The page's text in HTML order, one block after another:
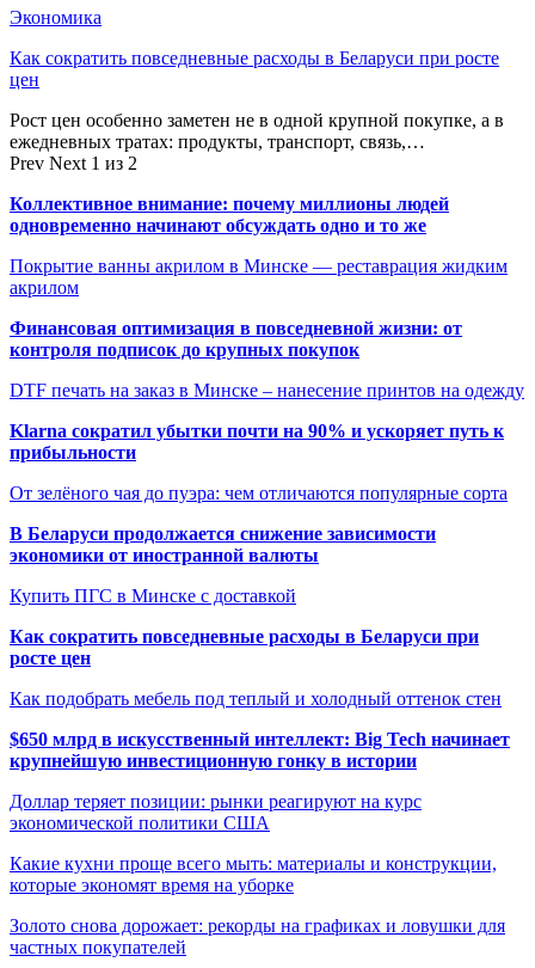
Экономика
Как сократить повседневные расходы в Беларуси при росте
цен
Рост цен особенно заметен не в одной крупной покупке, а в
ежедневных тратах: продукты, транспорт, связь,…
Prev Next 1 из 2
Коллективное внимание: почему миллионы людей
одновременно начинают обсуждать одно и то же
Покрытие ванны акрилом в Минске — реставрация жидким
акрилом
Финансовая оптимизация в повседневной жизни: от
контроля подписок до крупных покупок
DTF печать на заказ в Минске – нанесение принтов на одежду
Klarna сократил убытки почти на 90% и ускоряет путь к
прибыльности
От зелёного чая до пуэра: чем отличаются популярные сорта
В Беларуси продолжается снижение зависимости
экономики от иностранной валюты
Купить ПГС в Минске с доставкой
Как сократить повседневные расходы в Беларуси при
росте цен
Как подобрать мебель под теплый и холодный оттенок стен
$650 млрд в искусственный интеллект: Big Tech начинает
крупнейшую инвестиционную гонку в истории
Доллар теряет позиции: рынки реагируют на курс
экономической политики США
Какие кухни проще всего мыть: материалы и конструкции,
которые экономят время на уборке
Золото снова дорожает: рекорды на графиках и ловушки для
частных покупателей